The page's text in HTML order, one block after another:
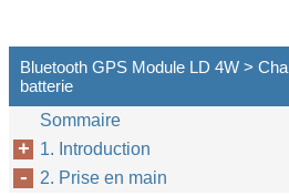
Bluetooth GPS Module LD 4W >
batterie
Sommaire
1. Introduction
2. Prise en main